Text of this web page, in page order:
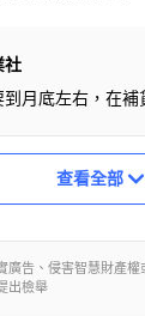
社
到月底左右，在補
查看全部
廣告、侵害智慧財產權
出檢舉